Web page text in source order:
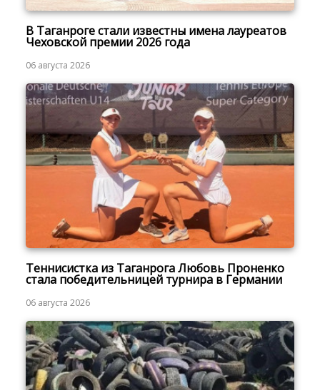
В Таганроге стали известны имена лауреатов
Чеховской премии 2026 года
06 августа 2026
Теннисистка из Таганрога Любовь Проненко
стала победительницей турнира в Германии
06 августа 2026